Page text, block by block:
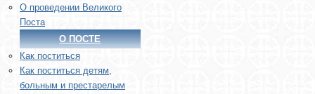
О проведении Великого
Поста
О ПОСТЕ
Как поститься
Как поститься детям,
больным и престарелым